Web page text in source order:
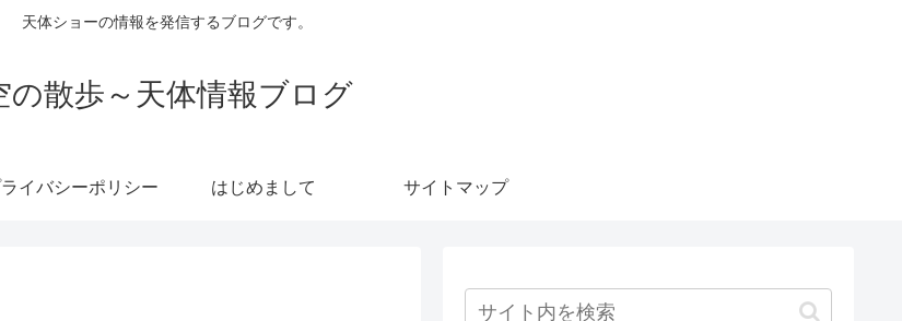
天体ショーの情報を発信するブログです。
の散歩～天体情報ブログ
イバシーポリシー はじめまして サイトマップ